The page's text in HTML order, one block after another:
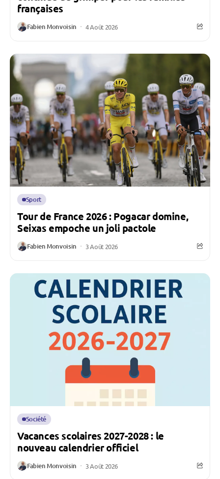
françaises
Fabien Monvoisin 4 Août 2026
Sport
Tour de France 2026 : Pogacar domine,
Seixas empoche un joli pactole
Fabien Monvoisin 3 Août 2026
Société
Vacances scolaires 2027-2028 : le
nouveau calendrier officiel
Fabien Monvoisin 3 Août 2026